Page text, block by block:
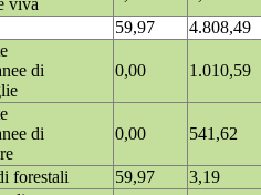
viva
59,97
4.808,49
di
0,00 1.010,59
di
0,00 541,62
forestali 59,97
3,19